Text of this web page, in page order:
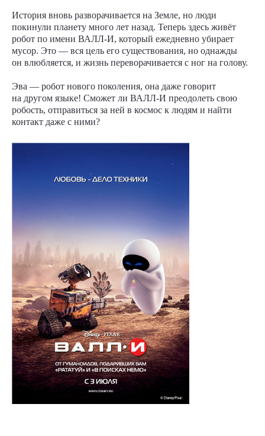
История вновь разворачивается на Земле, но люди
покинули планету много лет назад. Теперь здесь живёт
робот по имени ВАЛЛ-И, который ежедневно убирает
мусор. Это — вся цель его существования, но однажды
он влюбляется, и жизнь переворачивается с ног на голову.
Эва — робот нового поколения, она даже говорит
на другом языке! Сможет ли ВАЛЛ-И преодолеть свою
робость, отправиться за ней в космос к людям и найти
контакт даже с ними?